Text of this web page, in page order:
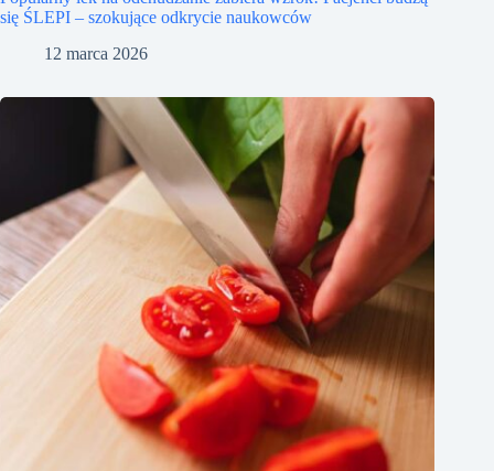
się ŚLEPI – szokujące odkrycie naukowców
12 marca 2026